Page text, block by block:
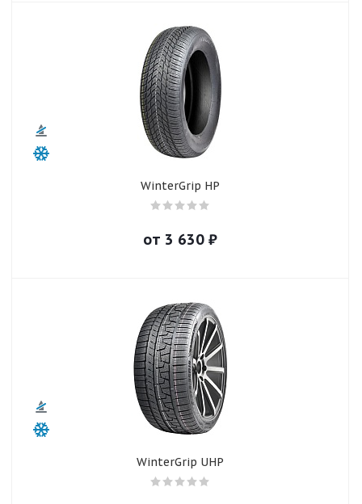
WinterGrip HP
от 3 630 ₽
WinterGrip UHP